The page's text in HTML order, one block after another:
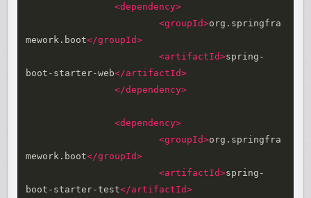
<dependency>
<groupId>org.springfra
mework.boot</groupId>
<artifactId>spring-
boot-starter-web</artifactId>
</dependency>
<dependency>
<groupId>org.springfra
mework.boot</groupId>
<artifactId>spring-
boot-starter-test</artifactId>